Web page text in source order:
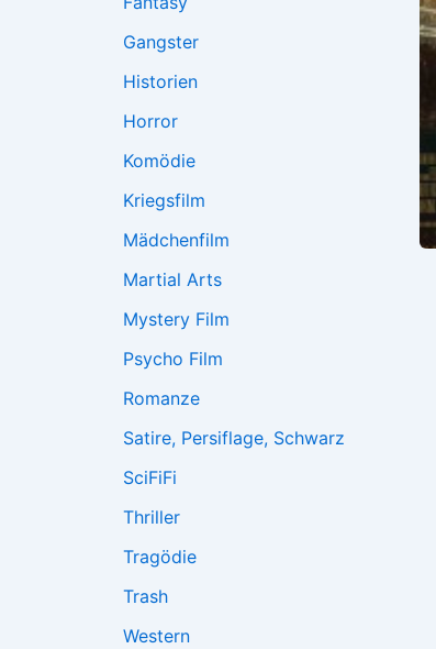
Gangster
Historien
Horror
Komödie
Kriegsfilm
Mädchenfilm
Martial Arts
Mystery Film
Psycho Film
Romanze
Satire, Persiflage, Schwarz
SciFiFi
Thriller
Tragödie
Trash
Western